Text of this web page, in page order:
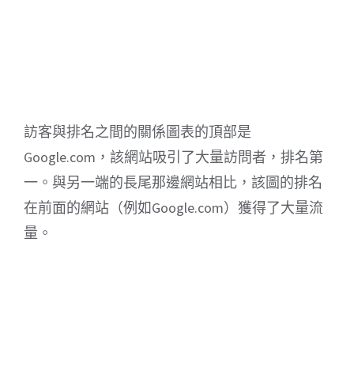
訪客與排名之間的關係圖表的頂部是
Google.com，該網站吸引了大量訪問者，排名第
一。與另一端的長尾那邊網站相比，該圖的排名
在前面的網站（例如Google.com）獲得了大量流
量。